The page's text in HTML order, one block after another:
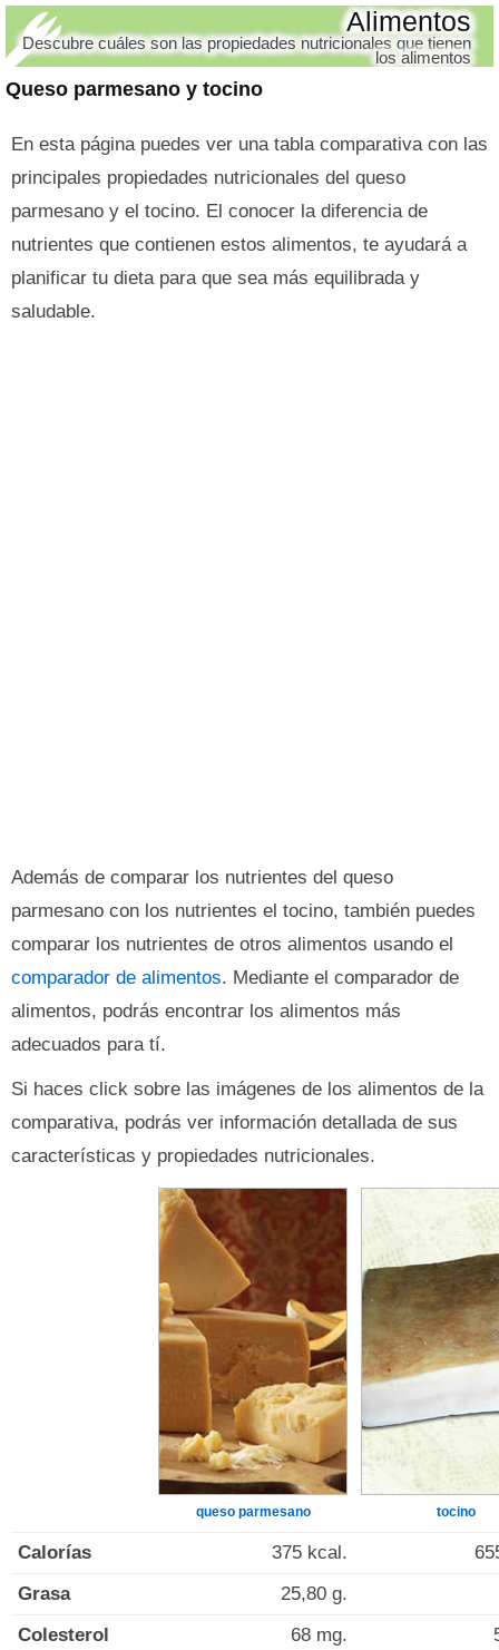
Queso parmesano y tocino
Alimentos
Descubre cuáles son las propiedades nutricionales que tienen
los alimentos
En esta página puedes ver una tabla comparativa con las
principales propiedades nutricionales del queso
parmesano y el tocino. El conocer la diferencia de
nutrientes que contienen estos alimentos, te ayudará a
planificar tu dieta para que sea más equilibrada y
saludable.
Además de comparar los nutrientes del queso
parmesano con los nutrientes el tocino, también puedes
comparar los nutrientes de otros alimentos usando el
comparador de alimentos. Mediante el comparador de
alimentos, podrás encontrar los alimentos más
adecuados para tí.
Si haces click sobre las imágenes de los alimentos de la
comparativa, podrás ver información detallada de sus
características y propiedades nutricionales.
queso parmesano tocino
Calorías 375 kcal.
Grasa
25,80 g.
Colesterol
68 mg.